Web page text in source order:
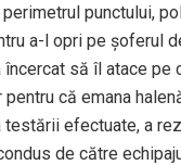
perimetrul punctului,
a-l opri pe șoferul
încercat să îl atace
pentru că emana
testării efectuate, a
de către